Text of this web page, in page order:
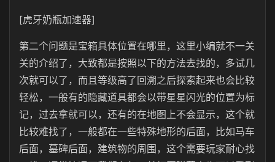
[虎牙奶瓶加速器]
第二个问题是宝箱具体位置在哪里，这里小编就不一关
关的介绍了，大致都是按照以下的方法去找的，多试几
次就可以了，而且等级高了回溯之后探索起来也会比较
轻松，一般有的隐藏道具都会以带星星闪光的位置为标
记，过去拿就可以，还有的在地图上不会显示，这个就
比较难找了，一般都在一些特殊地形的后面，比如马车
后面，墓碑后面，建筑物的周围，这个需要玩家耐心找